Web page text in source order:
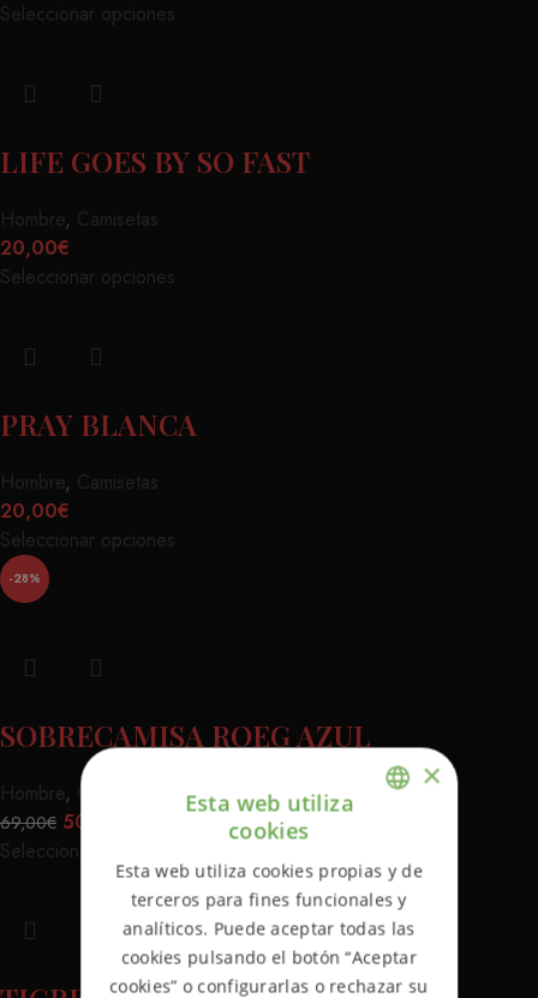
Seleccionar opciones
LIFE GOES BY SO FAST
Hombre, Camisetas
20,00€
Seleccionar opciones
PRAY BLANCA
Hombre, Camisetas
20,00€
Seleccionar opciones
-28%
SOBRECAMISA ROEG AZUL
Hombre, Chaquetas
69,00€ 50,00
Seleccionar opciones
SPANISH
×
Esta web utiliza
cookies
Esta web utiliza cookies propias y de
terceros para fines funcionales y
analíticos. Puede aceptar todas las
cookies pulsando el botón “Aceptar
cookies” o configurarlas o rechazar su